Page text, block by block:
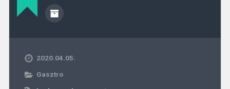
2020.04.05.
Gasztro